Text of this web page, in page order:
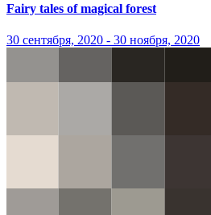
Fairy tales of magical forest
30 сентября, 2020 - 30 ноября, 2020